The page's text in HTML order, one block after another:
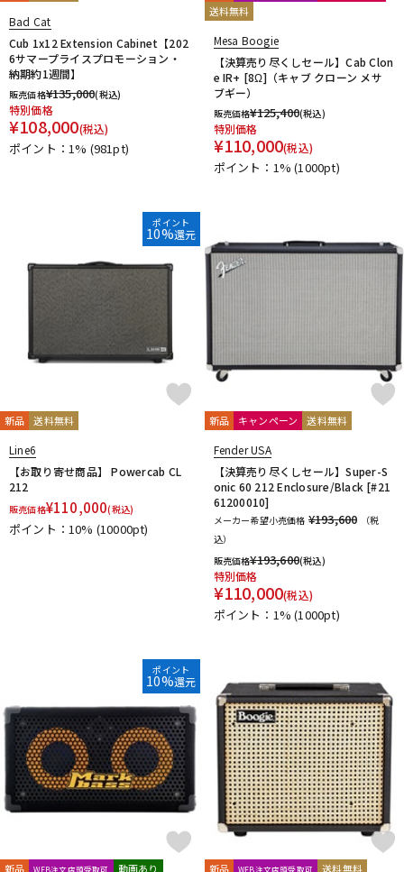
Bad Cat
Cub 1x12 Extension Cabinet【202
6サマープライスプロモーション・
納期約1週間】
販売価格¥135,000(税込)
特別価格
¥108,000(税込)
ポイント：1% (981pt)
送料無料
Mesa Boogie
【決算売り尽くしセール】Cab Clon
e IR+ [8Ω]（キャブ クローン メサ
ブギー）
販売価格¥125,400(税込)
特別価格
¥110,000(税込)
ポイント：1%(1000pt)
ポイント
10%還元
新品 送料無料
Line6
【お取り寄せ商品】 Powercab CL
212
販売価格¥110,000(税込)
ポイント：10% (10000pt)
新品 キャンペーン 送料無料
Fender USA
【決算売り尽くしセール】Super-S
onic 60 212 Enclosure/Black [#21
61200010]
メーカー希望小売価格 ¥193,600
（税
込）
販売価格¥193,600(税込)
特別価格
¥110,000(税込)
ポイント：1%(1000pt)
ポイント
10%還元
新品 WEB注文店頭受取可 動画あり 新品 WEB注文店頭受取可 送料無料